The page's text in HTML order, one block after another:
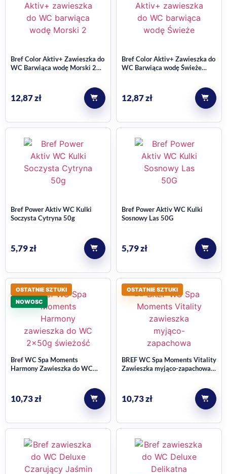
Bref Color Aktiv+ Zawieszka do
WC Barwiąca wodę Morski 2
12,87zł
Bref Color Aktiv+ Zawieszka do
WC Barwiąca wodę Świeże
12,87zł
Bref Power Aktiv WC Kulki
Soczysta Cytryna 50g
5,79zł
Bref Power Aktiv WC Kulki
Sosnowy Las 50G
5,79zł
OSTATNIE SZTUKI
NOWOSC
Bref WC Spa Moments
Harmony Zawieszka do WC
10,73zł
OSTATNIE SZTUKI
BREF WC Spa Moments Vitality
Zawieszka myjąco-zapachowa
10,73zł